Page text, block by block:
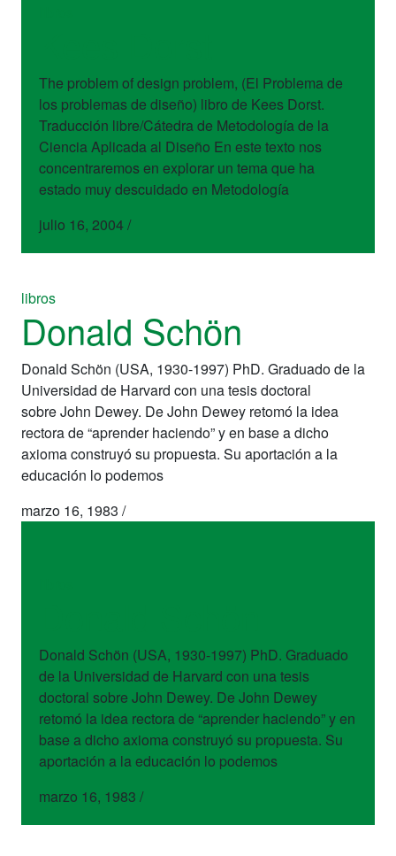
The problem of design problem, (El Problema de
los problemas de diseño) libro de Kees Dorst.
Traducción libre/Cátedra de Metodología de la
Ciencia Aplicada al Diseño En este texto nos
concentraremos en explorar un tema que ha
estado muy descuidado en Metodología
julio 16, 2004/
libros
Donald Schön
Donald Schön (USA, 1930-1997) PhD. Graduado de la
Universidad de Harvard con una tesis doctoral
sobre John Dewey. De John Dewey retomó la idea
rectora de “aprender haciendo” y en base a dicho
axioma construyó su propuesta. Su aportación a la
educación lo podemos
marzo 16, 1983 /
Donald Schön (USA, 1930-1997) PhD. Graduado
de la Universidad de Harvard con una tesis
doctoral sobre John Dewey. De John Dewey
retomó la idea rectora de “aprender haciendo” y en
base a dicho axioma construyó su propuesta. Su
aportación a la educación lo podemos
marzo 16, 1983 /